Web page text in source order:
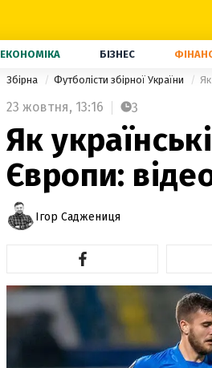
ЕКОНОМІКА БІЗНЕС
Збірна Футболісти збірної України Як
23 жовтня, 13:16 3
Як
Європи:
Ігор Саджениця